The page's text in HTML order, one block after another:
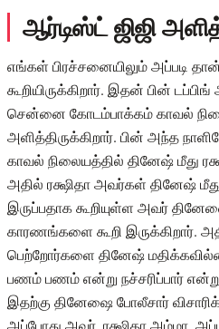
ஆர்டிஸ்ட் ஜிஜி
எங்கள் பிரச்சனையிலும் அப்படி தான்
கூறியிருக்கிறார். இதன் பின்
சென்னை கோடம்பாக்கம் காவல்
அளித்திருக்கிறார். பின் அந்த
காவல் நிலையத்தில் தினேஷ் மீது
அதில் ரக்ஷிதா அவர்கள் தினேஷ்
இருப்பதாக கூறியுள்ள அவர்
காரணங்களை கூறி இருக்கிறார்.
பெற்றோர்களை தினேஷ்
பணம் பணம் என்று நச்சரிப்பார் என்று
இதற்கு தினேஷை போலீசார்
அப்போது அவர், ரக்ஷிதா அம்மா,